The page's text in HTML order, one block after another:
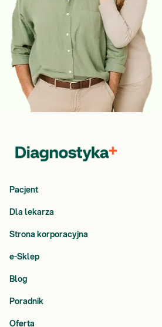
Pacjent
Dla lekarza
Strona korporacyjna
e-Sklep
Blog
Poradnik
Oferta